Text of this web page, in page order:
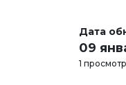
Дата
09
1 просмотр